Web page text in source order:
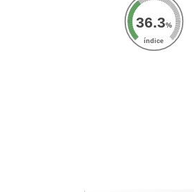
36.3%
índice